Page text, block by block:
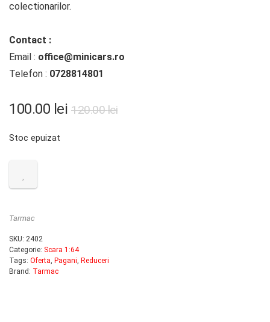
colectionarilor.
Contact :
Email : office@minicars.ro
Telefon : 0728814801
120.00leiPrețul
100.00 lei
Prețul
Stoc epuizat
Tarmac
SKU: 2402
Categorie: Scara 1:64
Tags: Oferta, Pagani, Reduceri
Brand: Tarmac